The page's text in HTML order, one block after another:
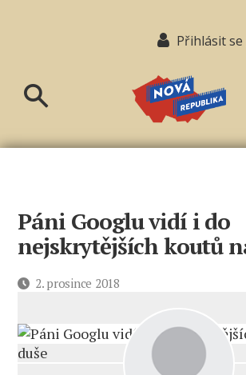
Přihlásit se
republika
Páni Googlu vidí i do
nejskrytějších koutů
Datum2. prosince 2018